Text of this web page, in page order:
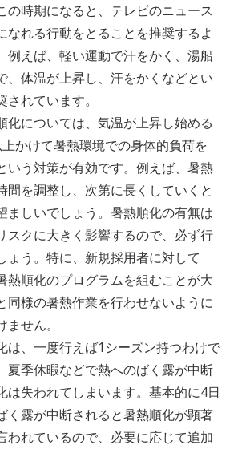
の時期になると、テレビのニュース
なれる行動をとることを推奨するよ
例えば、軽い運動で汗をかく、湯船
、体温が上昇し、汗をかくなどとい
れています。
化については、気温が上昇し始める
かけて暑熱環境での身体的負荷を
いう対策が有効です。例えば、暑熱
間を調整し、次第に長くしていくと
ましいでしょう。暑熱順化の有無は
スクに大きく影響するので、必ず行
ょう。特に、新規採用者に対して
熱順化のプログラムを組むことが大
同様の暑熱作業を行わせないように
せん。
は、一度行えば1シーズン持つわけで
夏季休暇などで熱へのばく露が中断
は失われてしまいます。基本的に4日
く露が中断されると暑熱順化が顕著
われているので、必要に応じて追加